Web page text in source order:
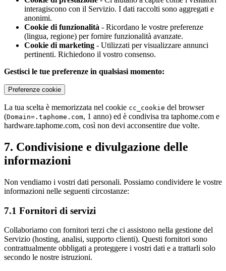
interagiscono con il Servizio. I dati raccolti sono aggregati e
anonimi.
Cookie di funzionalità - Ricordano le vostre preferenze
(lingua, regione) per fornire funzionalità avanzate.
Cookie di marketing - Utilizzati per visualizzare annunci
pertinenti. Richiedono il vostro consenso.
Gestisci le tue preferenze in qualsiasi momento:
Preferenze cookie
La tua scelta è memorizzata nel cookie cc_cookie del browser
(Domain=.taphome.com, 1 anno) ed è condivisa tra taphome.com e
hardware.taphome.com, così non devi acconsentire due volte.
7. Condivisione e divulgazione delle
informazioni
Non vendiamo i vostri dati personali. Possiamo condividere le vostre
informazioni nelle seguenti circostanze:
7.1 Fornitori di servizi
Collaboriamo con fornitori terzi che ci assistono nella gestione del
Servizio (hosting, analisi, supporto clienti). Questi fornitori sono
contrattualmente obbligati a proteggere i vostri dati e a trattarli solo
secondo le nostre istruzioni.